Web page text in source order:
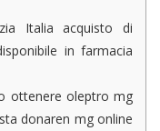
Italia acquisto di
in farmacia
ottenere oleptro mg
donaren mg online